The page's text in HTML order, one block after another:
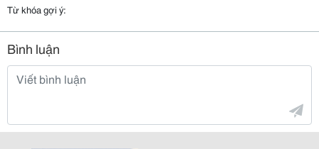
Từ khóa gợi ý:
Bình luận